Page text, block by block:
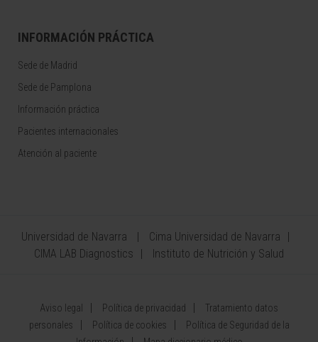
INFORMACIÓN PRÁCTICA
Sede de Madrid
Sede de Pamplona
Información práctica
Pacientes internacionales
Atención al paciente
Universidad de Navarra
Cima Universidad de Navarra
CIMA LAB Diagnostics
Instituto de Nutrición y Salud
Aviso legal Política de privacidad
Tratamiento datos
personales
Política de cookies
Política de Seguridad de la